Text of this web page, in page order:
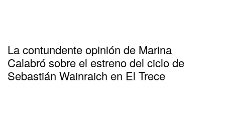
La contundente opinión de Marina
Calabró sobre el estreno del ciclo de
Sebastián Wainraich en El Trece